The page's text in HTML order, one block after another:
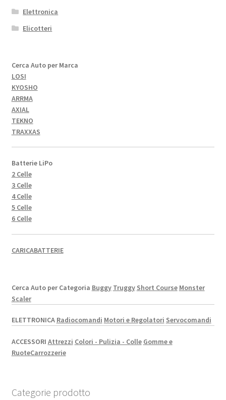
Elettronica
Elicotteri
Cerca Auto per Marca
LOSI
KYOSHO
ARRMA
AXIAL
TEKNO
TRAXXAS
Batterie LiPo
2 Celle
3 Celle
4 Celle
5 Celle
6 Celle
CARICABATTERIE
Cerca Auto per Categoria Buggy Truggy Short Course Monster
Scaler
ELETTRONICA Radiocomandi Motori e Regolatori Servocomandi
ACCESSORI Attrezzi Colori - Pulizia - Colle Gomme e
RuoteCarrozzerie
Categorie prodotto